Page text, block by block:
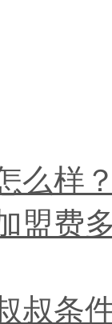
么样
盟费
叔条